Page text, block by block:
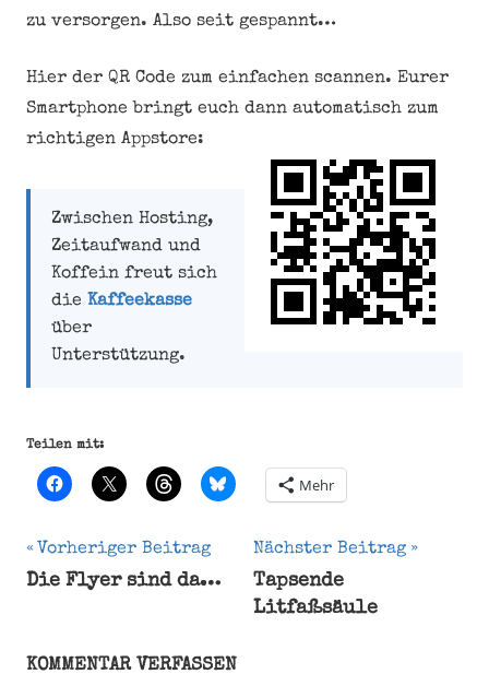
zu versorgen. Also seit gespannt…
Hier der QR Code zum einfachen scannen. Eurer
Smartphone bringt euch dann automatisch zum
richtigen Appstore:
Zwischen Hosting,
Zeitaufwand und
Koffein freut sich
die Kaffeekasse
über
Unterstützung.
Teilen mit:
Mehr
App
Beitragsnavigation
Vorheriger Beitrag
Die Flyer sind da…
Nächster Beitrag
Tapsende
Litfaßsäule
KOMMENTAR VERFASSEN